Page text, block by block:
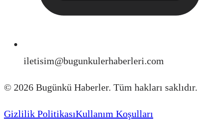
iletisim@bugunkulerhaberleri.com
© 2026 Bugünkü Haberler. Tüm hakları saklıdır.
Gizlilik PolitikasıKullanım Koşulları